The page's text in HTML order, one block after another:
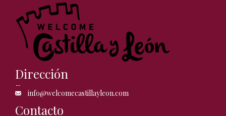
Dirección
info@welcomecastillayleon.com
Contacto